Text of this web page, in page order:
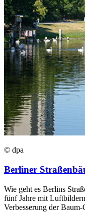
© dpa
Berliner
Wie geht es Berlins
fünf Jahre mit
Verbesserung der Baum-